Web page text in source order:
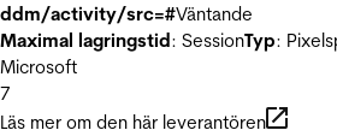
ddm/activity/src=#Väntande
Maximal lagringstid: SessionTyp:
Microsoft
7
Läs mer om den här leverantören